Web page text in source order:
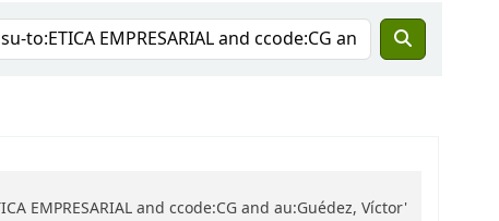
EMPRESARIAL and ccode:CG and au:Guédez, Víctor'